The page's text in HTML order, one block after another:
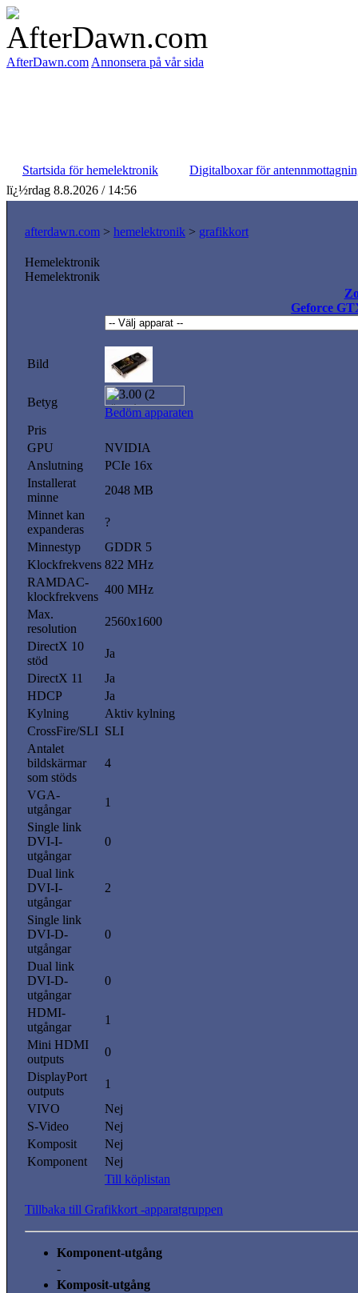
AfterDawn.com Annonsera på vår sida
Startsida för hemelektronik
Digitalboxar för
lï¿½rdag 8.8.2026 / 14:56
afterdawn.com > hemelektronik > grafikkort
Hemelektronik
Hemelektronik
Geforce
Bild
Betyg
Bedöm apparaten
Pris
GPU
NVIDIA
Anslutning
PCIe 16x
Installerat
minne
2048 MB
Minnet kan
expanderas
?
Minnestyp
GDDR 5
Klockfrekvens 822 MHz
RAMDAC-
klockfrekvens
400 MHz
Max.
resolution
2560x1600
DirectX 10
stöd
Ja
DirectX 11
Ja
HDCP
Ja
Kylning
Aktiv kylning
CrossFire/SLI SLI
Antalet
bildskärmar
som stöds
4
VGA-
utgångar
1
Single link
DVI-I-
utgångar
0
Dual link
DVI-I-
utgångar
2
Single link
DVI-D-
utgångar
0
Dual link
DVI-D-
utgångar
0
HDMI-
utgångar
1
Mini HDMI
outputs
0
DisplayPort
outputs
1
VIVO
Nej
S-Video
Nej
Komposit
Nej
Komponent
Nej
Till köplistan
Tillbaka till Grafikkort -apparatgruppen
Komponent-utgång
-
Komposit-utgång